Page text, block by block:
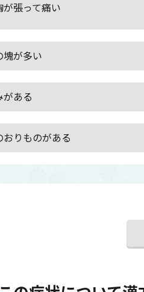
張って痛い
塊が多い
がある
おりものがある